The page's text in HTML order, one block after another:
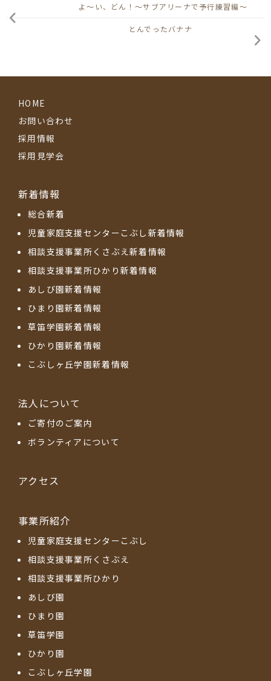
よ～い、どん！～サブアリーナで予行練習編～
とんでったバナナ
HOME
お問い合わせ
採用情報
採用見学会
新着情報
総合新着
児童家庭支援センターこぶし新着情報
相談支援事業所くさぶえ新着情報
相談支援事業所ひかり新着情報
あしび園新着情報
ひまり園新着情報
草笛学園新着情報
ひかり園新着情報
こぶしヶ丘学園新着情報
法人について
ご寄付のご案内
ボランティアについて
アクセス
事業所紹介
児童家庭支援センターこぶし
相談支援事業所くさぶえ
相談支援事業所ひかり
あしび園
ひまり園
草笛学園
ひかり園
こぶしヶ丘学園